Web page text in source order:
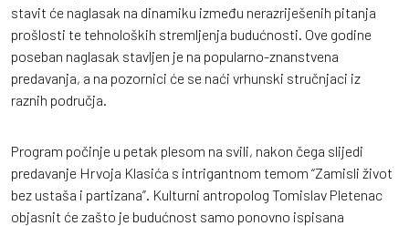
stavit će naglasak na dinamiku između nerazriješenih pitanja
prošlosti te tehnoloških stremljenja budućnosti. Ove godine
poseban naglasak stavljen je na popularno-znanstvena
predavanja, a na pozornici će se naći vrhunski stručnjaci iz
raznih područja.
Program počinje u petak plesom na svili, nakon čega slijedi
predavanje Hrvoja Klasića s intrigantnom temom “Zamisli život
bez ustaša i partizana”. Kulturni antropolog Tomislav Pletenac
objasnit će zašto je budućnost samo ponovno ispisana